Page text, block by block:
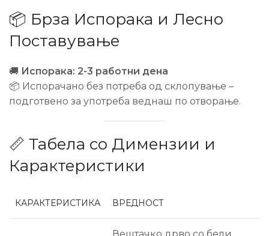
📦 Брза Испорака и Лесно
Поставување
🚚 Испорака: 2-3 работни дена
📦 Испорачано без потреба од склопување –
подготвено за употреба веднаш по отворање.
📏 Табела со Димензии и
Карактеристики
КАРАКТЕРИСТИКА ВРЕДНОСТ